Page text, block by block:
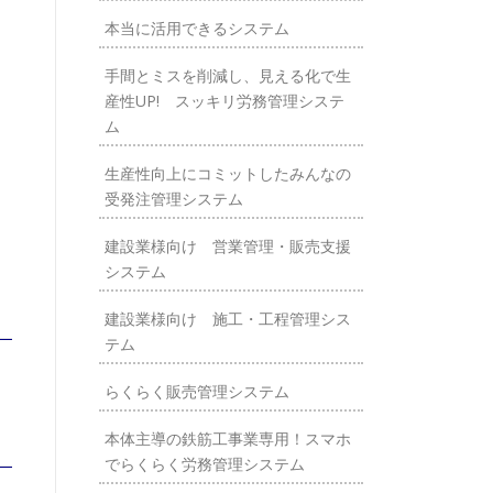
本当に活用できるシステム
手間とミスを削減し、見える化で生
産性UP! スッキリ労務管理システ
ム
生産性向上にコミットしたみんなの
受発注管理システム
建設業様向け 営業管理・販売支援
システム
建設業様向け 施工・工程管理シス
テム
らくらく販売管理システム
本体主導の鉄筋工事業専用！スマホ
でらくらく労務管理システム